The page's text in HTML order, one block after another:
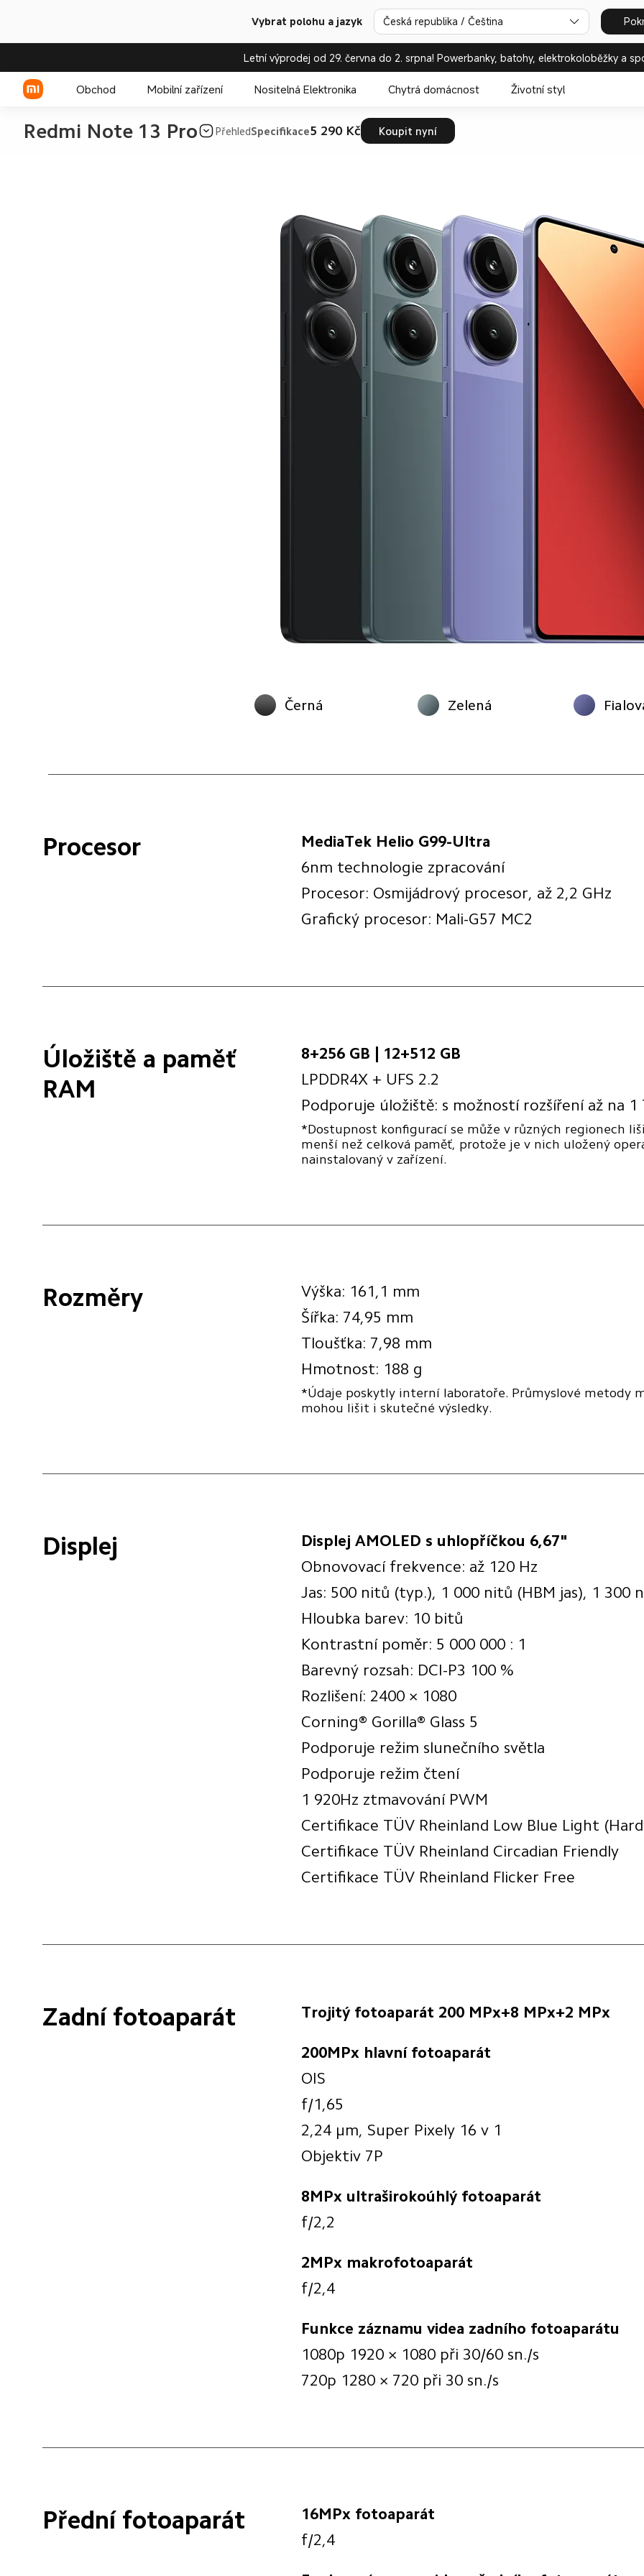
Vybrat polohu a jazyk Česká republika / Čeština
Letní výprodej od 29. června do 2. srpna! Powerbanky, batohy, elektrokoloběžky a
Obchod Mobilní zařízení Nositelná Elektronika Chytrá domácnost Životní styl
Redmi Note 13 Pro PřehledSpecifikace5 290 Kč Koupit nyní
Černá Zelená
Procesor
MediaTek Helio G99-Ultra
6nm technologie zpracování
Procesor: Osmijádrový procesor, až 2,2 GHz
Grafický procesor: Mali-G57 MC2
Úložiště a paměť
RAM
8+256 GB | 12+512 GB
LPDDR4X + UFS 2.2
Podporuje úložiště: s možností rozšíření až na 1
*Dostupnost konfigurací se může v různých regionech
menší než celková paměť, protože je v nich uložený
nainstalovaný v zařízení.
Rozměry
Výška: 161,1 mm
Šířka: 74,95 mm
Tloušťka: 7,98 mm
Hmotnost: 188 g
*Údaje poskytly interní laboratoře. Průmyslové metody
mohou lišit i skutečné výsledky.
Displej
Displej AMOLED s uhlopříčkou 6,67"
Obnovovací frekvence: až 120 Hz
Jas: 500 nitů (typ.), 1 000 nitů (HBM jas), 1 300
Hloubka barev: 10 bitů
Kontrastní poměr: 5 000 000 : 1
Barevný rozsah: DCI-P3 100 %
Rozlišení: 2400 × 1080
Corning® Gorilla® Glass 5
Podporuje režim slunečního světla
Podporuje režim čtení
1 920Hz ztmavování PWM
Certifikace TÜV Rheinland Low Blue Light
Certifikace TÜV Rheinland Circadian Friendly
Certifikace TÜV Rheinland Flicker Free
Zadní fotoaparát Trojitý fotoaparát 200 MPx+8 MPx+2 MPx
200MPx hlavní fotoaparát
OIS
f/1,65
2,24 µm, Super Pixely 16 v 1
Objektiv 7P
8MPx ultraširokoúhlý fotoaparát
f/2,2
2MPx makrofotoaparát
f/2,4
Funkce záznamu videa zadního fotoaparátu
1080p 1920 × 1080 při 30/60 sn./s
720p 1280 × 720 při 30 sn./s
Přední fotoaparát
16MPx fotoaparát
f/2,4